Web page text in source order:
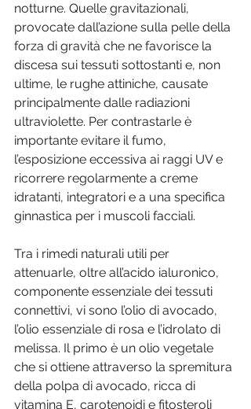
notturne. Quelle gravitazionali,
provocate dall’azione sulla pelle della
forza di gravità che ne favorisce la
discesa sui tessuti sottostanti e, non
ultime, le rughe attiniche, causate
principalmente dalle radiazioni
ultraviolette. Per contrastarle è
importante evitare il fumo,
l’esposizione eccessiva ai raggi UV e
ricorrere regolarmente a creme
idratanti, integratori e a una specifica
ginnastica per i muscoli facciali.
Tra i rimedi naturali utili per
attenuarle, oltre all’acido ialuronico,
componente essenziale dei tessuti
connettivi, vi sono l’olio di avocado,
l’olio essenziale di rosa e l’idrolato di
melissa. Il primo è un olio vegetale
che si ottiene attraverso la spremitura
della polpa di avocado, ricca di
vitamina E, carotenoidi e fitosteroli